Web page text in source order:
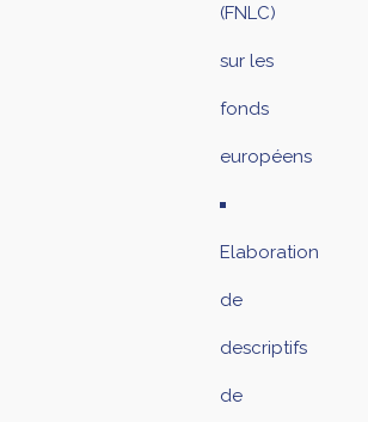
(FNLC)
sur les
fonds
européens
Elaboration
de
descriptifs
de